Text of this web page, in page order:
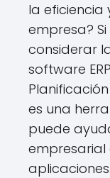
la
empresa?
considerar
software
es una
puede
empresarial
aplicaciones.